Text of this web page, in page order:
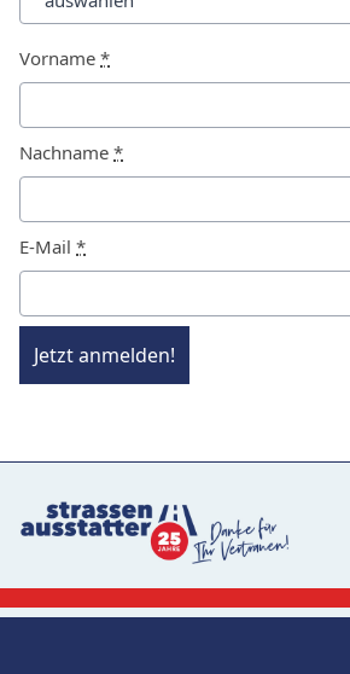
Vorname *
Nachname *
E-Mail *
Jetzt anmelden!